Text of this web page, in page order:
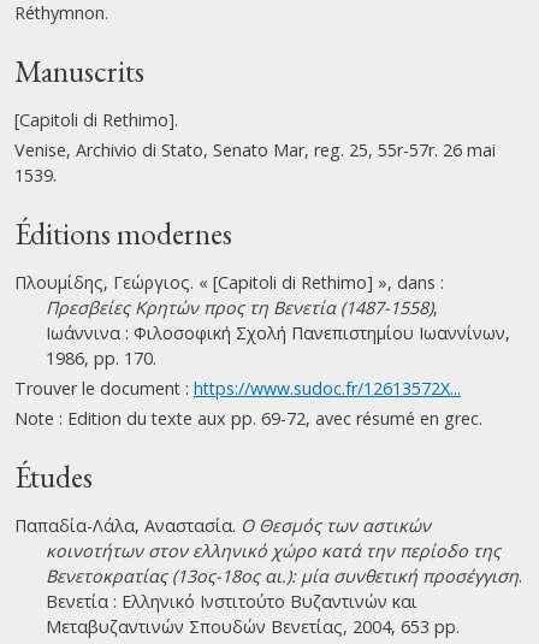
Réthymnon.
Manuscrits
[Capitoli di Rethimo].
Venise, Archivio di Stato, Senato Mar, reg. 25, 55r-57r. 26 mai
1539.
Éditions modernes
Πλουμίδης, Γεώργιος. « [Capitoli di Rethimo] », dans :
Πρεσβείες Κρητών προς τη Βενετία (1487-1558),
Ιωάννινα : Φιλοσοφική Σχολή Πανεπιστημίου Ιωαννίνων,
1986, pp. 170.
Trouver le document : https://www.sudoc.fr/12613572X...
Note : Edition du texte aux pp. 69-72, avec résumé en grec.
Études
Παπαδία-Λάλα, Αναστασία. Ο Θεσμός των αστικών
κοινοτήτων στον ελληνικό χώρο κατά την περίοδο της
Βενετοκρατίας (13ος-18ος αι.): μία συνθετική προσέγγιση.
Βενετία : Ελληνικό Ινστιτούτο Βυζαντινών και
Μεταβυζαντινών Σπουδών Βενετίας, 2004, 653 pp.